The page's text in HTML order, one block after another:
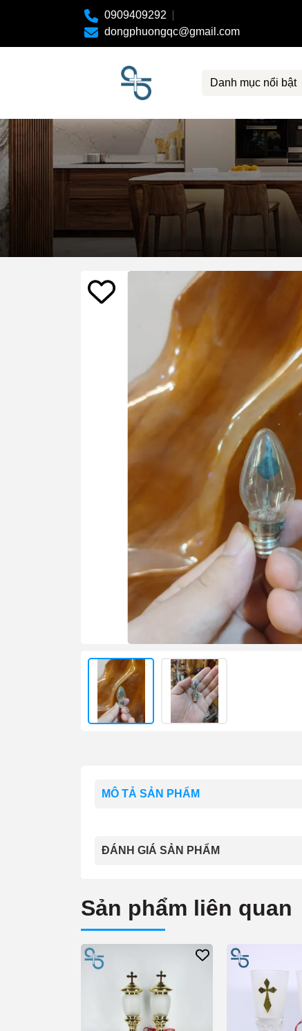
0909409292
dongphuongqc@gmail.com
Danh mục nổi bật
MÔ TẢ SẢN PHẨM
ĐÁNH GIÁ SẢN PHẨM
Sản phẩm liên quan